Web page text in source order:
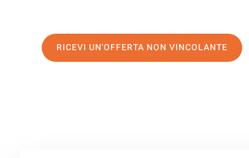
RICEVI UN'OFFERTA NON VINCOLANTE